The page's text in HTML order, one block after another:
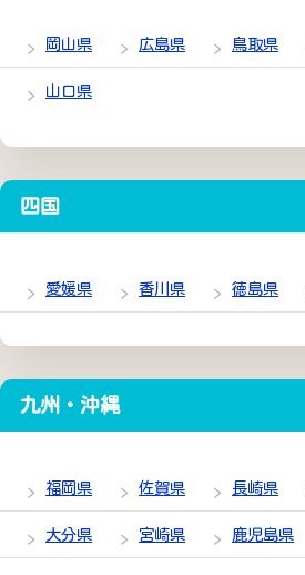
岡山県 広島県 鳥取県
山口県
四国
愛媛県 香川県 徳島県
九州・沖縄
福岡県 佐賀県 長崎県
大分県 宮崎県 鹿児島県